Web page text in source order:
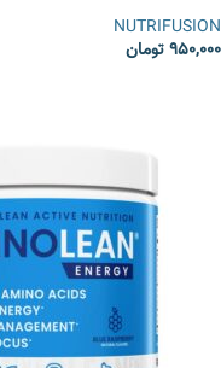
NUTRIFUSION
950,000تومان